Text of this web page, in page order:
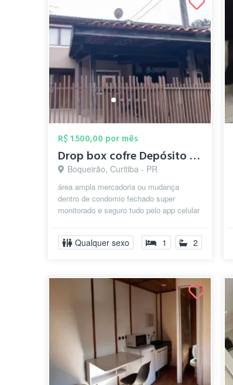
R$ 1.500,00 por mês
Drop box cofre Depósito ou garagem 3 car...
Boqueirão, Curitiba - PR
área ampla mercadoria ou mudança
dentro de condomio fechado super
monitorado e seguro tudo pelo app celular
fác...
Qualquer sexo 1 2